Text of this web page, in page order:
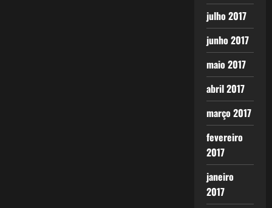
julho 2017
junho 2017
maio 2017
abril 2017
março 2017
fevereiro
2017
janeiro
2017